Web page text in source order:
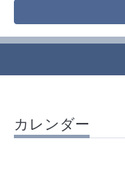
カレンダー